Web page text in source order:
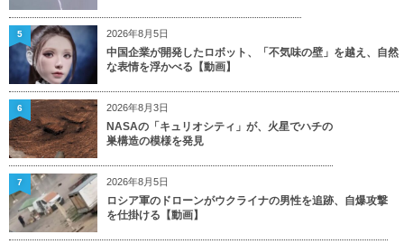
2026年8月5日
中国企業が開発したロボット、「不気味の壁」を越え、自然
な表情を浮かべる【動画】
5
2026年8月3日
NASAの「キュリオシティ」が、火星でハチの
巣構造の模様を発見
6
2026年8月5日
ロシア軍のドローンがウクライナの男性を追跡、自爆攻撃
を仕掛ける【動画】
7